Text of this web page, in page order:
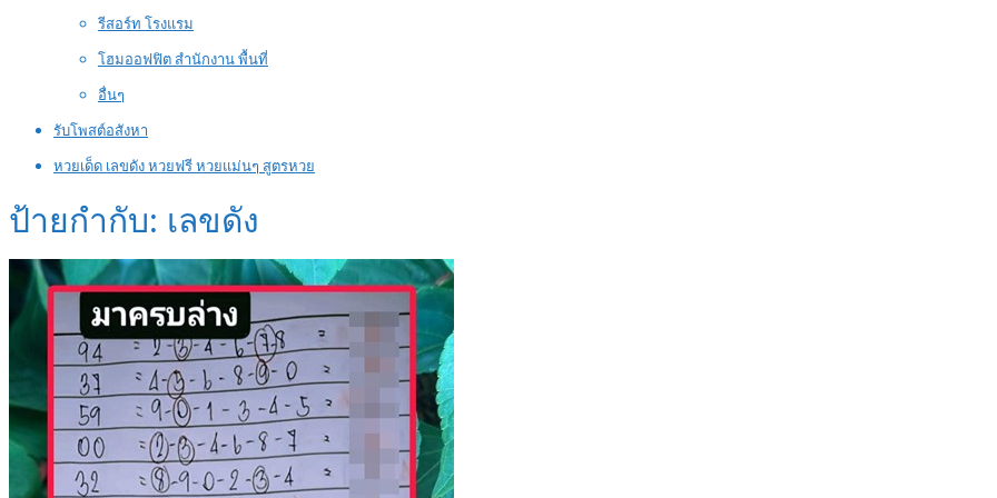
รีสอร์ท โรงแรม
โฮมออฟฟิต สำนักงาน พื้นที่
อื่นๆ
รับโพสต์อสังหา
หวยเด็ด เลขดัง หวยฟรี หวยแม่นๆ สูตรหวย
ป้ายกำกับ: เลขดัง